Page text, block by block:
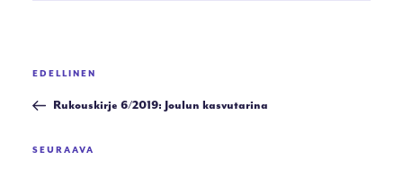
Edellinen
artikkeli
EDELLINEN
Rukouskirje 6/2019: Joulun kasvutarina
Seuraava
SEURAAVA